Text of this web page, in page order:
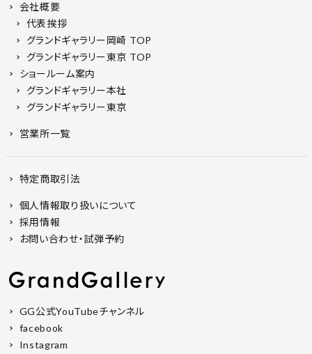
会社概要
代表挨拶
グランドギャラリー岡崎 TOP
グランドギャラリー東京 TOP
ショールーム案内
グランドギャラリー本社
グランドギャラリー東京
営業所一覧
特定商取引法
個人情報取り扱いについて
採用情報
お問い合わせ・試弾予約
GG公式YouTubeチャンネル
facebook
Instagram